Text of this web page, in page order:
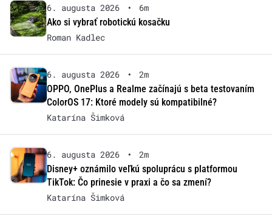
6. augusta 2026 •
6m
Ako si vybrať robotickú kosačku
Roman Kadlec
6. augusta 2026 •
2m
OPPO, OnePlus a Realme začínajú s beta testovaním
ColorOS 17: Ktoré modely sú kompatibilné?
Katarína Šimková
6. augusta 2026 •
2m
Disney+ oznámilo veľkú spoluprácu s platformou
TikTok: Čo prinesie v praxi a čo sa zmení?
Katarína Šimková